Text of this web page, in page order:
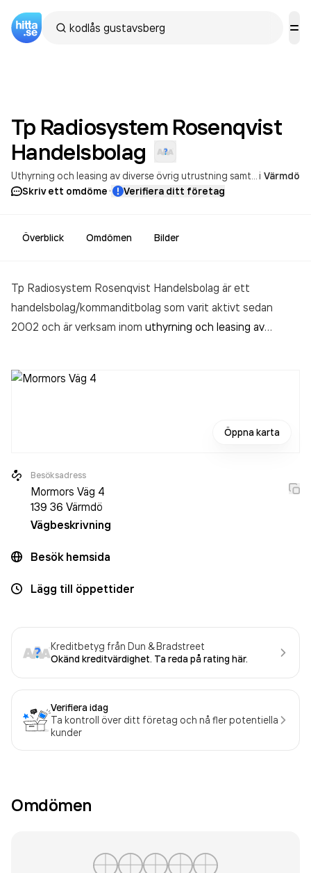
Tp Radiosystem Rosenqvist
Handelsbolag
i Värmdö
Skriv ett omdöme· Verifiera ditt företag
Överblick Omdömen Bilder
Tp Radiosystem Rosenqvist Handelsbolag är ett
handelsbolag/kommanditbolag som varit aktivt sedan
2002 och är verksam inom uthyrning och leasing av
Öppna karta
Besöksadress
Mormors Väg 4
139 36 Värmdö
Vägbeskrivning
Besök hemsida
Lägg till öppettider
Kreditbetyg från Dun & Bradstreet
Okänd kreditvärdighet. Ta reda på rating här.
Verifiera idag
Ta kontroll över ditt företag och nå fler potentiella
kunder
Omdömen